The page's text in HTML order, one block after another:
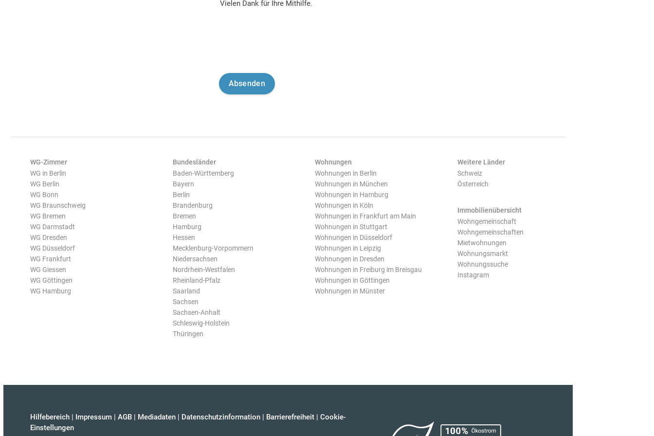
Vielen Dank für Ihre Mithilfe.
WG-Zimmer
WG in Berlin
WG Berlin
WG Bonn
WG Braunschweig
WG Bremen
WG Darmstadt
WG Dresden
WG Düsseldorf
WG Frankfurt
WG Giessen
WG Göttingen
WG Hamburg
Bundesländer
Baden-Württemberg
Bayern
Berlin
Brandenburg
Bremen
Hamburg
Hessen
Mecklenburg-Vorpommern
Niedersachsen
Nordrhein-Westfalen
Rheinland-Pfalz
Saarland
Sachsen
Sachsen-Anhalt
Schleswig-Holstein
Thüringen
Wohnungen
Wohnungen in Berlin
Wohnungen in München
Wohnungen in Hamburg
Wohnungen in Köln
Wohnungen in Frankfurt am Main
Wohnungen in Stuttgart
Wohnungen in Düsseldorf
Wohnungen in Leipzig
Wohnungen in Dresden
Wohnungen in Freiburg im Breisgau
Wohnungen in Göttingen
Wohnungen in Münster
Weitere Länder
Schweiz
Österreich
Immobilienübersicht
Wohngemeinschaft
Wohngemeinschaften
Mietwohnungen
Wohnungsmarkt
Wohnungssuche
Instagram
Hilfebereich | Impressum | AGB | Mediadaten | Datenschutzinformation | Barrierefreiheit | Cookie-
Einstellungen